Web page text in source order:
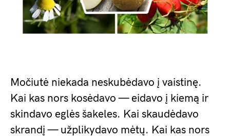
Močiutė niekada neskubėdavo į vaistinę.
Kai kas nors kosėdavo — eidavo į kiemą ir
skindavo eglės šakeles. Kai skaudėdavo
skrandį — užplikydavo mėtų. Kai kas nors